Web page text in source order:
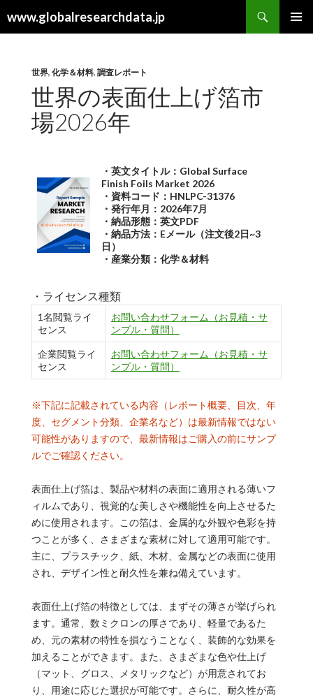
www.globalresearchdata.jp
索
世界, 化学＆材料, 調査レポート
世界の表面仕上げ箔市
場2026年
・英文タイトル：Global Surface
Finish Foils Market 2026
・資料コード：HNLPC-31376
・発行年月：2026年7月
・納品形態：英文PDF
・納品方法：Eメール（注文後2日~3
日）
・産業分類：化学＆材料
・ライセンス種類
1名閲覧ライ
センス
お問い合わせフォーム（お見積・サ
ンプル・質問）
企業閲覧ライ
センス
お問い合わせフォーム（お見積・サ
ンプル・質問）
※下記に記載されている内容（レポート概要、目次、年
度、セグメント分類、企業名など）は最新情報ではない
可能性がありますので、最新情報はご購入の前にサンプ
ルでご確認ください。
表面仕上げ箔は、製品や材料の表面に適用される薄いフ
ィルムであり、視覚的な美しさや機能性を向上させるた
めに使用されます。この箔は、金属的な外観や色彩を持
つことが多く、さまざまな素材に対して適用可能です。
主に、プラスチック、紙、木材、金属などの表面に使用
され、デザイン性と耐久性を兼ね備えています。
表面仕上げ箔の特徴としては、まずその薄さが挙げられ
ます。通常、数ミクロンの厚さであり、軽量であるた
め、元の素材の特性を損なうことなく、装飾的な効果を
加えることができます。また、さまざまな色や仕上げ
（マット、グロス、メタリックなど）が用意されてお
り、用途に応じた選択が可能です。さらに、耐久性が高